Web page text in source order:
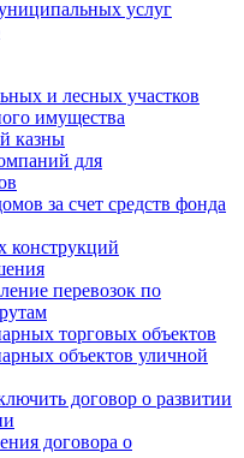
услуг
и лесных участков
имущества
казны
для
за счет средств фонда
конструкций
перевозок по
торговых объектов
объектов уличной
договор о развитии
договора о